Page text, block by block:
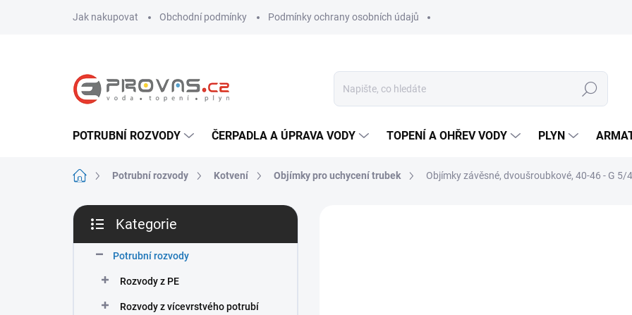
Jak nakupovat Obchodní podmínky Podmínky ochrany osobních údajů
Hledat
POTRUBNÍ ROZVODY ČERPADLA A ÚPRAVA VODY TOPENÍ A OHŘEV VODY PLYN
Domů Potrubní rozvody Kotvení Objímky pro uchycení trubek Objímky závěsné, dvoušroubkové, 40-46 - G 5/
P
s
kategorie
Kategorie
Potrubní rozvody
Rozvody z PE
Rozvody z vícevrstvého potrubí